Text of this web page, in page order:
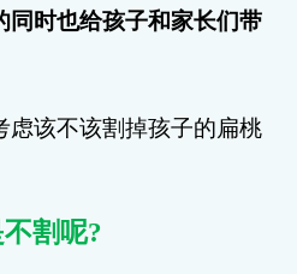
同时也给孩子和家长们带
虑该不该割掉孩子的扁桃
割呢?